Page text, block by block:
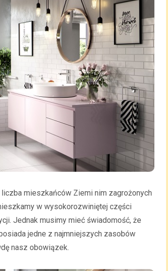
mieszkańców Ziemi nim zagrożonych
w wysokorozwiniętej części
Jednak musimy mieć świadomość, że
jedne z najmniejszych zasobów
nasz obowiązek.